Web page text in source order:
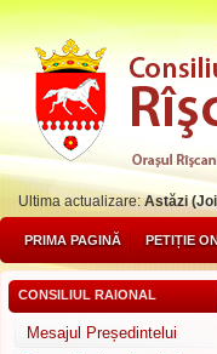
Ultima actualizare:Astăzi
PRIMA PAGINĂ PETIȚIE
CONSILIUL RAIONAL
Mesajul Președintelui